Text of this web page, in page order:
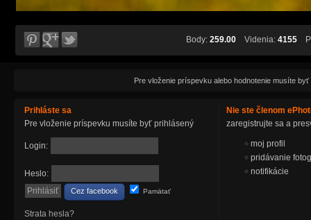
Body: 259.00 Videnia: 4155
Pre vloženie príspevku alebo hodnotenie musíte byť
Prihláste sa
Pre vloženie príspevku musíte byť prihlásený
Login:
Heslo:
Cez facebook Pamätať
Strata hesla?
Nie ste členom
zaregistrujte sa a
moj profil
pridávanie
notifikácie